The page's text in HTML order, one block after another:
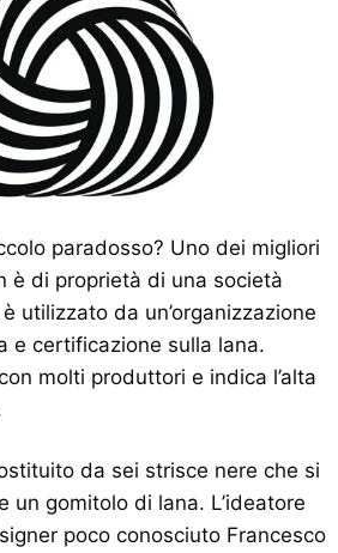
paradosso? Uno dei migliori
è di proprietà di una società
utilizzato da un’organizzazione
e certificazione sulla lana.
molti produttori e indica l’alta
da sei strisce nere che si
un gomitolo di lana. L’ideatore
poco conosciuto Francesco